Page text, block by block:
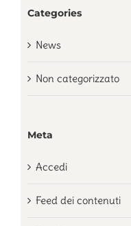
Categories
News
Non categorizzato
Meta
Accedi
Feed dei contenuti